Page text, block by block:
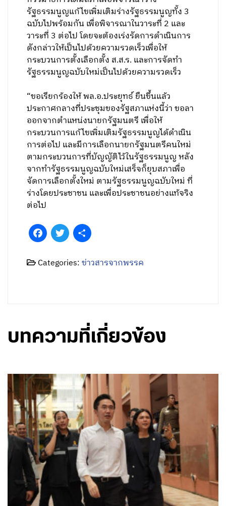
รัฐธรรมนูญแก้ไขเพิ่มเติมร่างรัฐธรรมนูญทั้ง 3
ฉบับไปพร้อมกัน เพื่อพิจารณาในวาระที่ 2 และ
วาระที่ 3 ต่อไป โดยจะต้องเร่งรัดการดำเนินการ
ดังกล่าวให้เป็นไปด้วยความรวดเร็วเพื่อให้
กระบวนการตั้งเลือกตั้ง ส.ส.ร. และการจัดทำ
รัฐธรรมนูญฉบับใหม่เป็นไปด้วยความรวดเร็ว
“ขอเรียกร้องให้ พล.อ.ประยุทธ์ ยืนขึ้นแล้ว
ประกาศกลางที่ประชุมของรัฐสภาแห่งนี้ว่า ขอลา
ออกจากตำแหน่งนายกรัฐมนตรี เพื่อให้
กระบวนการแก้ไขเพิ่มเติมรัฐธรรมนูญได้ดำเนิน
การต่อไป และมีการเลือกนายกรัฐมนตรีคนใหม่
ตามกระบวนการที่บัญญัติไว้ในรัฐธรรมนูญ หลัง
จากทำรัฐธรรมนูญฉบับใหม่เสร็จก็ยุบสภาเพื่อ
จัดการเลือกตั้งใหม่ ตามรัฐธรรมนูญฉบับใหม่ ที่
ร่างโดยประชาชน และเพื่อประชาชนอย่างแท้จริง
ต่อไป
FacebookTwitter
Categories:ข่าวสารจากพรรค
บทความที่เกี่ยวข้อง